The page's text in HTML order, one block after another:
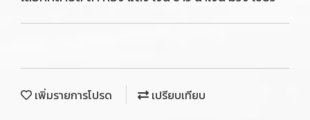
เพิ่มรายการโปรด เปรียบเทียบ